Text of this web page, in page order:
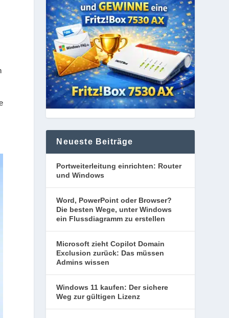
Neueste Beiträge
Portweiterleitung einrichten: Router
und Windows
Word, PowerPoint oder Browser?
Die besten Wege, unter Windows
ein Flussdiagramm zu erstellen
Microsoft zieht Copilot Domain
Exclusion zurück: Das müssen
Admins wissen
Windows 11 kaufen: Der sichere
Weg zur gültigen Lizenz